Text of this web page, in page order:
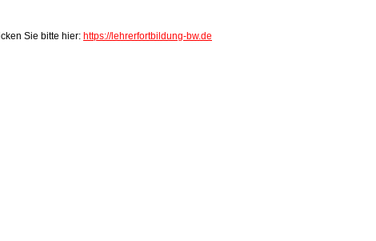
Sie bitte hier: https://lehrerfortbildung-bw.de